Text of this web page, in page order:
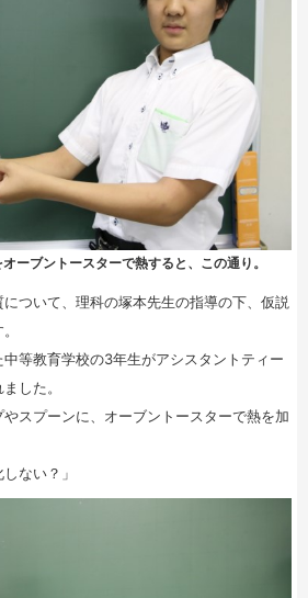
ーブントースターで熱すると、この通り。
ついて、理科の塚本先生の指導の下、仮説
等教育学校の3年生がアシスタントティー
した。
やスプーンに、オーブントースターで熱を加
ない？」